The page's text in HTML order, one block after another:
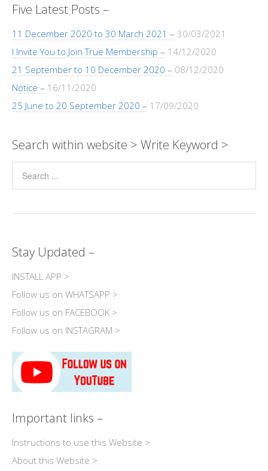
Five Latest Posts –
11 December 2020 to 30 March 2021 – 30/03/2021
I Invite You to Join True Membership – 14/12/2020
21 September to 10 December 2020 – 08/12/2020
Notice – 16/11/2020
25 June to 20 September 2020 – 17/09/2020
Search within website > Write Keyword >
Stay Updated –
INSTALL APP >
Follow us on WHATSAPP >
Follow us on FACEBOOK >
Follow us on INSTAGRAM >
Important links –
Instructions to use this Website >
About this Website >